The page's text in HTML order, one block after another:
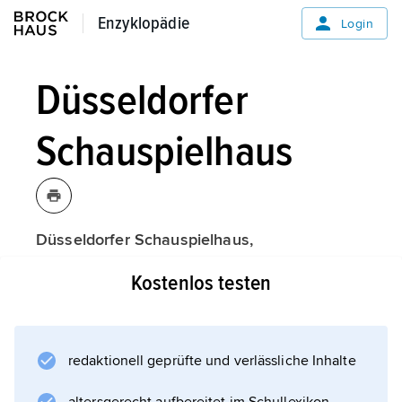
Enzyklopädie
Enzyklopädie Login
Düsseldorfer
Schauspielhaus
Düsseldorfer Schauspielhaus,
und einer weiteren Spielstätte für das Kinder-
Louise Dumont
Kostenlos testen
redaktionell geprüfte und verlässliche Inhalte